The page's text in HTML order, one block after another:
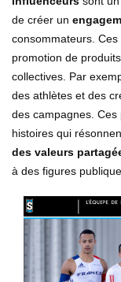
de créer un
consommateurs.
promotion de
collectives. Par
des athlètes et des
des campagnes.
histoires qui
des valeurs
à des figures